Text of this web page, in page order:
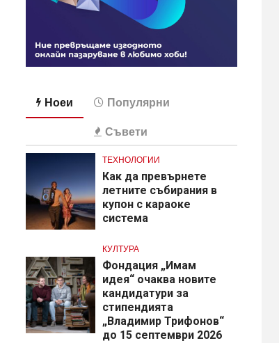
Ноеи Популярни
Съвети
ТЕХНОЛОГИИ
Как да превърнете
летните събирания в
купон с караоке
система
КУЛТУРА
Фондация „Имам
идея“ очаква новите
кандидатури за
стипендията
„Владимир Трифонов“
до 15 септември 2026